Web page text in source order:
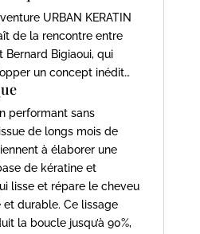
URBAN KERATIN
de la rencontre entre
Bernard Bigiaoui, qui
un concept inédit…
performant sans
de longs mois de
à élaborer une
de kératine et
lisse et répare le cheveu
durable. Ce lissage
la boucle jusqu’à 90%,